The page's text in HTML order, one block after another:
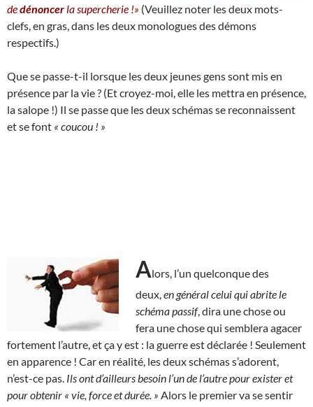
dedénoncer la supercherie !» (Veuillez noter les deux mots-
clefs, en gras, dans les deux monologues des démons
respectifs.)
Que se passe-t-il lorsque les deux jeunes gens sont mis en
présence par la vie ? (Et croyez-moi, elle les mettra en présence,
la salope !) Il se passe que les deux schémas se reconnaissent
et se font « coucou ! »
Alors, l’un quelconque des
deux, en général celui qui abrite le
schéma passif, dira une chose ou
fera une chose qui semblera agacer
fortement l’autre, et ça y est : la guerre est déclarée ! Seulement
en apparence ! Car en réalité, les deux schémas s’adorent,
n’est-ce pas. Ils ont d’ailleurs besoin l’un de l’autre pour exister et
pour obtenir « vie, force et durée. » Alors le premier va se sentir